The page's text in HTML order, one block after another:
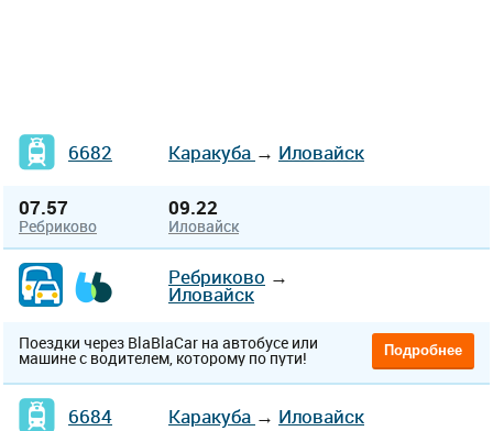
6682 Каракуба → Иловайск
07.57
Ребриково
09.22
Иловайск
Ребриково →
Иловайск
Поездки через BlaBlaCar на автобусе или
машине с водителем, которому по пути! Подробнее
6684 Каракуба → Иловайск